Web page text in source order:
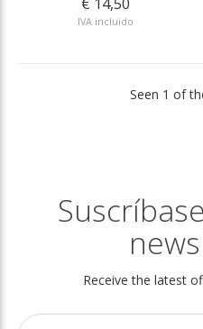
IVA incluido
Seen 1 of
Receive the latest